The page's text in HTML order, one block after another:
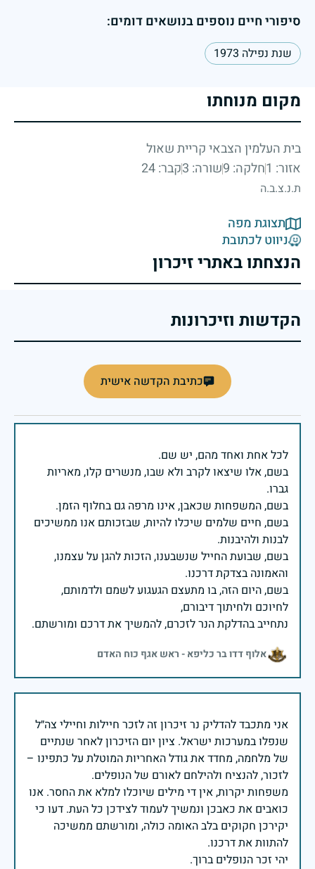
סיפורי חיים נוספים בנושאים דומים:
שנת נפילה 1973
מקום מנוחתו
בית העלמין הצבאי קריית שאול
אזור: 1
חלקה: 9 שורה: 3 קבר: 24
ת.נ.צ.ב.ה
תצוגת מפה
ניווט לכתובת
הנצחתו באתרי זיכרון
הקדשות וזיכרונות
כתיבת הקדשה אישית
בשם, אלו שיצאו לקרב ולא שבו, מנשרים קלו, מאריות
בשם, חיים שלמים שיכלו להיות, שבזכותם אנו ממשיכים
בשם, שבועת החייל שנשבענו, הזכות להגן על עצמנו,
בשם, היום הזה, בו מתעצם הגעגוע לשמם ולדמותם,
נתחייב בהדלקת הנר לזכרם, להמשיך את דרכם ומורשתם.
אלוף דדו בר כליפא - ראש אגף כוח האדם
אני מתכבד להדליק נר זיכרון זה לזכר חיילות וחיילי צה״ל
שנפלו במערכות ישראל. ציון יום הזיכרון לאחר שנתיים
של מלחמה, מחדד את גודל האחריות המוטלת על כתפינו –
משפחות יקרות, אין די מילים שיוכלו למלא את החסר. אנו
כואבים את כאבכן ונמשיך לעמוד לצידכן כל העת. דעו כי
יקירכן חקוקים בלב האומה כולה, ומורשתם ממשיכה
יהי זכר הנופלים ברוך.